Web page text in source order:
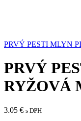
PRVÝ PESTI MLYN
PRVÝ
RYŽOVÁ
3.05 € s DPH